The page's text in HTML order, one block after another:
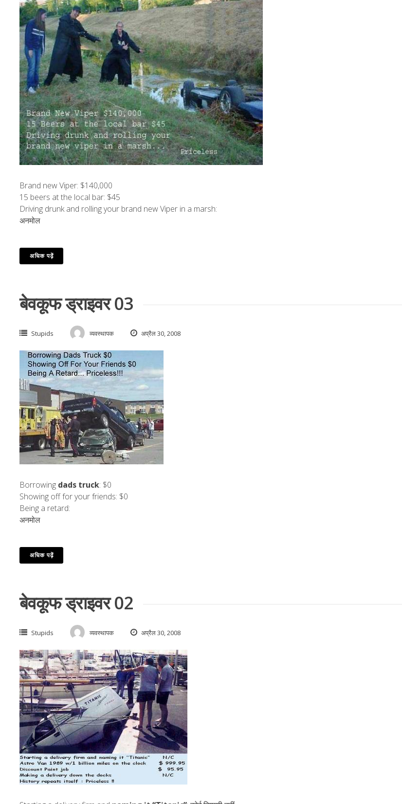
Brand new Viper: $140,000
15 beers at the local bar: $45
Driving drunk and rolling your brand new Viper in a marsh:
अनमोल
अधिक पढ़ें
बेवकूफ ड्राइवर 03
Stupids व्यवस्थापक अप्रैल 30, 2008
Borrowing dads truck: $0
Showing off for your friends: $0
Being a retard:
अनमोल
अधिक पढ़ें
बेवकूफ ड्राइवर 02
Stupids व्यवस्थापक अप्रैल 30, 2008